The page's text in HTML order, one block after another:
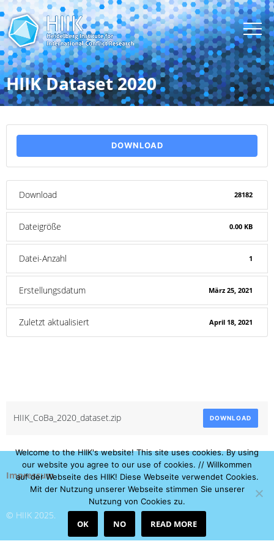
HIIK Dataset 2020
DOWNLOAD
Download 28182
Dateigröße 0.00 KB
Datei-Anzahl 1
Erstellungsdatum März 25, 2021
Zuletzt aktualisiert April 18, 2021
HIIK_CoBa_2020_dataset.zip DOWNLOAD
Impressum
© HIIK 2025.
Welcome to the HIIK's website! This site uses cookies. By using
our website you agree to our use of cookies. // Willkommen
auf der Webseite des HIIK! Diese Webseite verwendet Cookies.
Mit der Nutzung unserer Webseite stimmen Sie unserer
Nutzung von Cookies zu.
OK NO READ MORE